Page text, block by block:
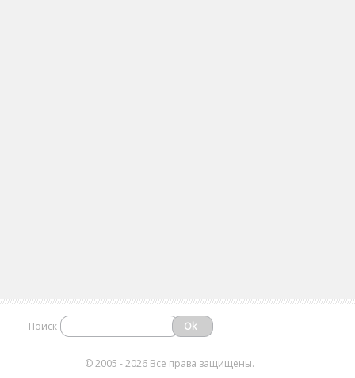
Поиск
©2005 - 2026 Все права защищены.